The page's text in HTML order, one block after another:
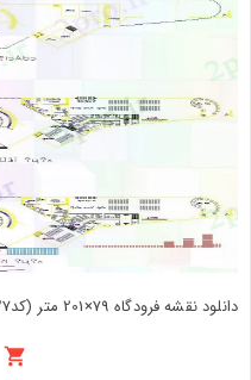
دانلود نقشه فرودگاه 79×201 متر (کد36327)